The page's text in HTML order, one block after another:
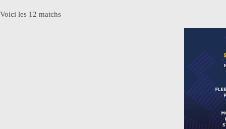
Voici les 12 matchs